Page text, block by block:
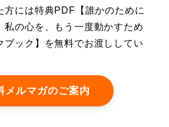
方には特典PDF【誰かのために
私の心を、もう一度動かすため
ブック】を無料でお渡ししてい
メルマガのご案内